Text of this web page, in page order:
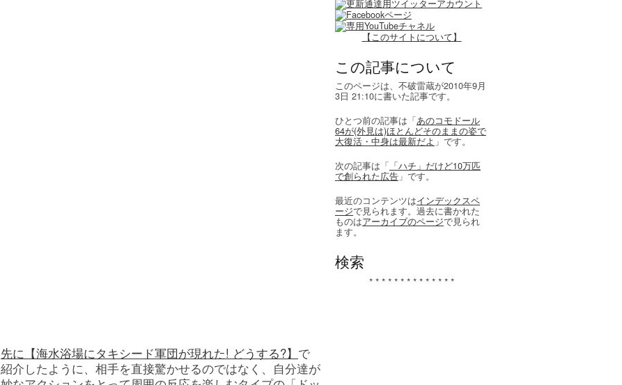
先に 【海水浴場にタキシード軍団が現れた! どうする?】 で
紹介したように、相手を直接驚かせるのではなく、自分達が
【このサイトについて】
この記事について
このページは、不破雷蔵が2010年9月
3日 21:10に書いた記事です。
ひとつ前の記事は「あのコモドール
64が(外見は)ほとんどそのままの姿で
大復活・中身は最新だよ 」です。
次の記事は「 「ハチ」だけど10万匹
で創られた広告 」です。
最近のコンテンツはインデックスペ
ージで見られます。過去に書かれた
ものはアーカイブのページで見られ
ます。
検索
* * * * * * * * * * * * * *